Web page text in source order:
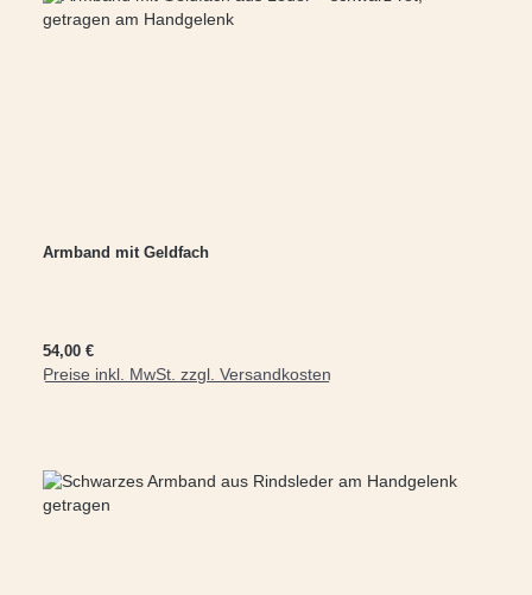
Armband mit Geldfach
Regulärer Preis:
54,00 €
Preise inkl. MwSt. zzgl. Versandkosten